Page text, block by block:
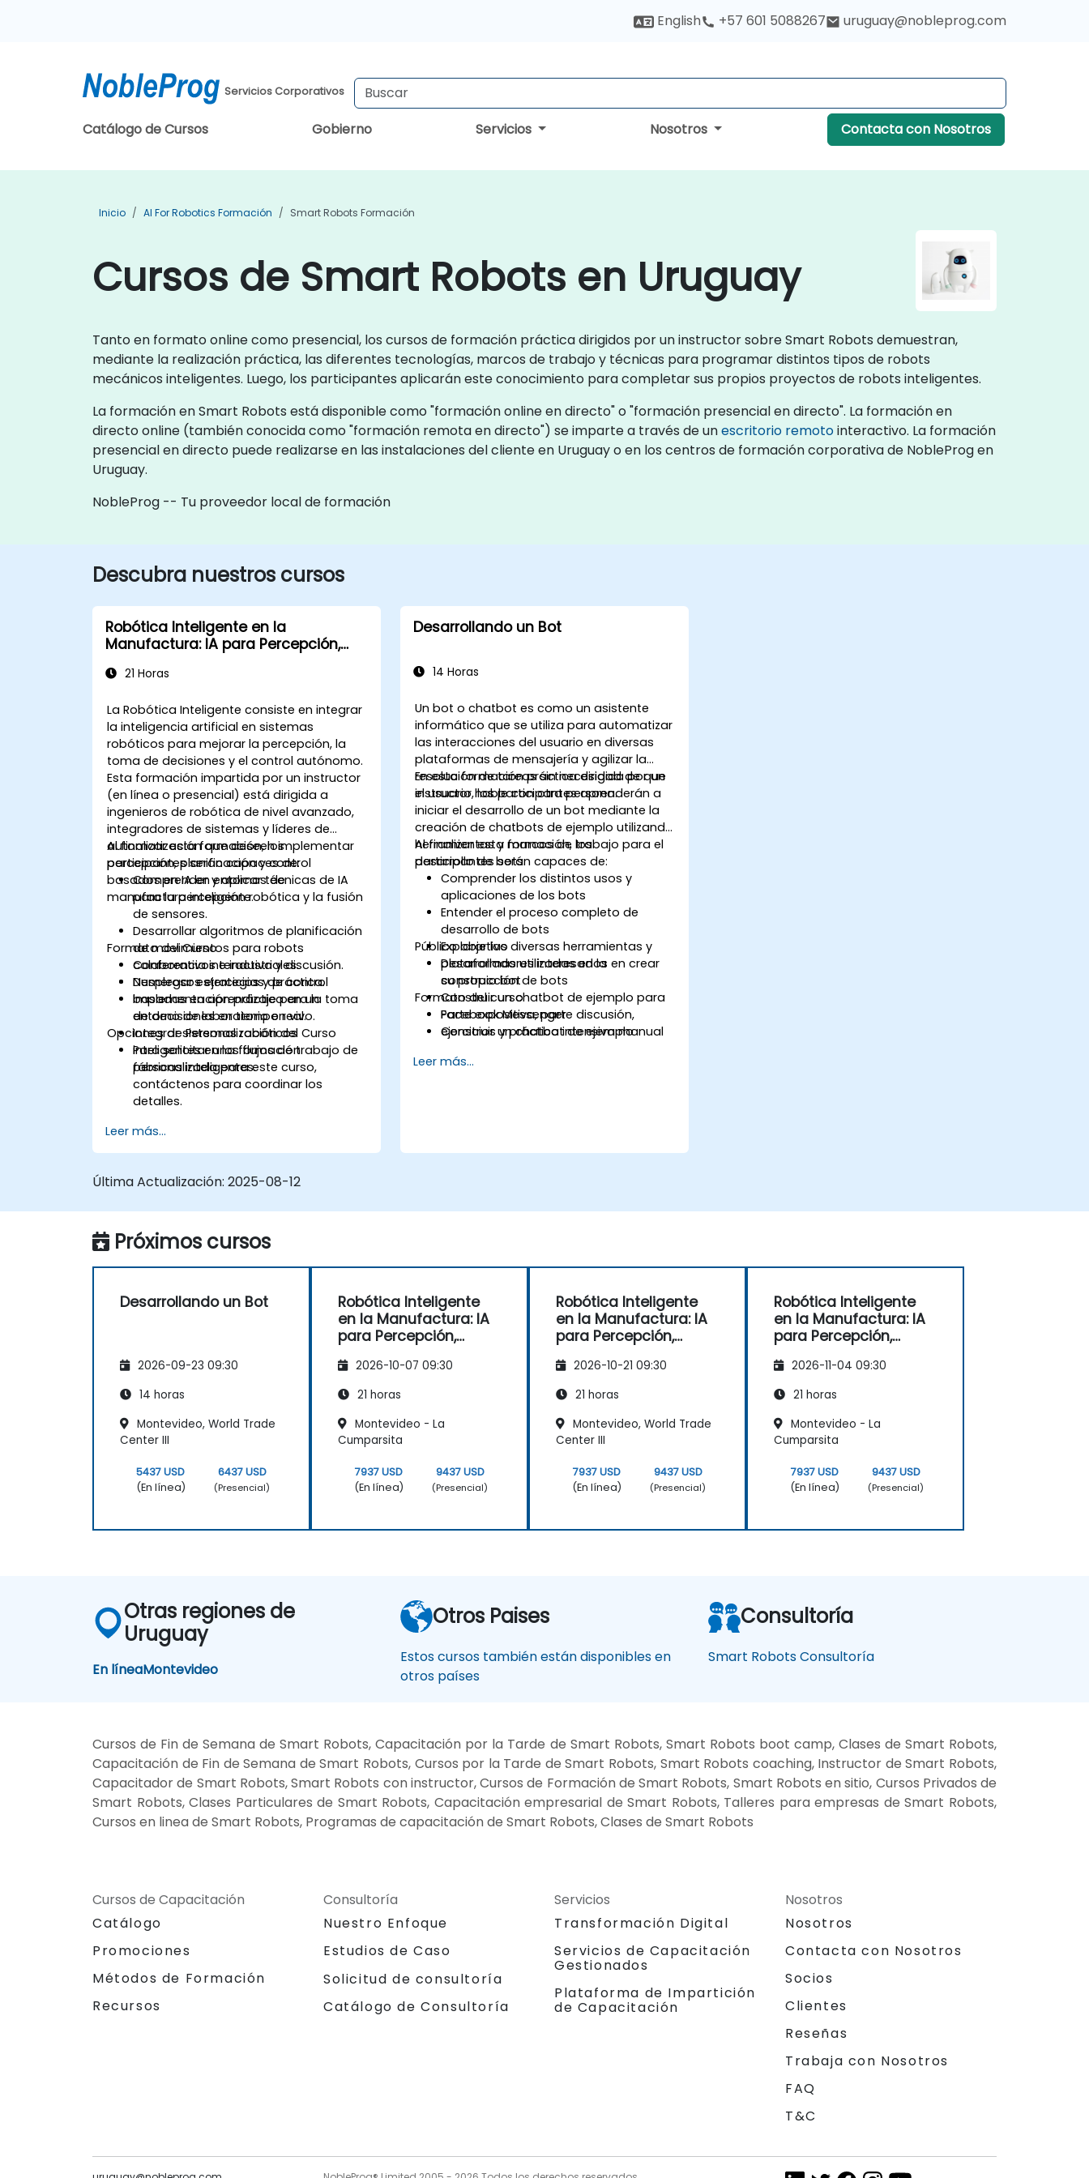
English +57 601 5088267 uruguay@nobleprog.com
Servicios Corporativos
Catálogo de Cursos Gobierno Servicios Nosotros Contacta con Nosotros
Inicio AI For Robotics Formación Smart Robots Formación
Cursos de Smart Robots en Uruguay
Tanto en formato online como presencial, los cursos de formación práctica dirigidos por un instructor sobre Smart Robots demuestran,
mediante la realización práctica, las diferentes tecnologías, marcos de trabajo y técnicas para programar distintos tipos de robots
mecánicos inteligentes. Luego, los participantes aplicarán este conocimiento para completar sus propios proyectos de robots inteligentes.
La formación en Smart Robots está disponible como "formación online en directo" o "formación presencial en directo". La formación en
directo online (también conocida como "formación remota en directo") se imparte a través de unescritorio remotointeractivo. La formación
presencial en directo puede realizarse en las instalaciones del cliente en Uruguay o en los centros de formación corporativa de NobleProg en
Uruguay.
NobleProg -- Tu proveedor local de formación
Descubra nuestros cursos
Robótica Inteligente en la
Manufactura: IA para Percepción,
21 Horas
La Robótica Inteligente consiste en integrar
la inteligencia artificial en sistemas
robóticos para mejorar la percepción, la
toma de decisiones y el control autónomo.
Esta formación impartida por un instructor
(en línea o presencial) está dirigida a
ingenieros de robótica de nivel avanzado,
integradores de sistemas y líderes de
automatización que deseen implementar
percepción, planificación y control
basados en IA en entornos de
manufactura inteligente.
Al finalizar esta formación, los
participantes serán capaces de:
Comprender y aplicar técnicas de IA
para la percepción robótica y la fusión
de sensores.
Desarrollar algoritmos de planificación
de movimientos para robots
colaborativos e industriales.
Desplegar estrategias de control
basadas en aprendizaje para la toma
de decisiones en tiempo real.
Integrar sistemas robóticos
inteligentes en los flujos de trabajo de
fábricas inteligentes.
Formato del Curso
Conferencia interactiva y discusión.
Numerosos ejercicios y práctica.
Implementación práctica en un
entorno de laboratorio en vivo.
Opciones de Personalización del Curso
Para solicitar una formación
personalizada para este curso,
contáctenos para coordinar los
detalles.
Leer más...
Desarrollando un Bot
14 Horas
Un bot o chatbot es como un asistente
informático que se utiliza para automatizar
las interacciones del usuario en diversas
plataformas de mensajería y agilizar la
resolución de tareas sin necesidad de que
el usuario hable con otra persona.
En esta formación práctica dirigida por un
instructor, los participantes aprenderán a
iniciar el desarrollo de un bot mediante la
creación de chatbots de ejemplo utilizando
herramientas y marcos de trabajo para el
desarrollo de bots.
Al finalizar esta formación, los
participantes serán capaces de:
Comprender los distintos usos y
aplicaciones de los bots
Entender el proceso completo de
desarrollo de bots
Explorar las diversas herramientas y
plataformas utilizadas en la
construcción de bots
Construir un chatbot de ejemplo para
Facebook Messenger
Construir un chatbot de ejemplo
Público objetivo
Desarrolladores interesados en crear
su propio bot
Formato del curso
Parte expositiva, parte discusión,
ejercicios y práctica intensiva manual
Leer más...
Última Actualización: 2025-08-12
Próximos cursos
Desarrollando un Bot
2026-09-23 09:30
14 horas
Montevideo, World Trade
Center III
5437 USD
(En línea)
6437 USD
(Presencial)
Robótica Inteligente
en la Manufactura: IA
para Percepción,
2026-10-07 09:30
21 horas
Montevideo - La
Cumparsita
7937 USD
(En línea)
9437 USD
(Presencial)
Robótica Inteligente
en la Manufactura: IA
para Percepción,
2026-10-21 09:30
21 horas
Montevideo, World Trade
Center III
7937 USD
(En línea)
9437 USD
(Presencial)
Robótica Inteligente
en la Manufactura: IA
para Percepción,
2026-11-04 09:30
21 horas
Montevideo - La
Cumparsita
7937 USD
(En línea)
9437 USD
(Presencial)
Otras regiones de
Uruguay
En líneaMontevideo
Otros Paises
Estos cursos también están disponibles en
otros países
Consultoría
Smart Robots Consultoría
Cursos de Fin de Semana de Smart Robots, Capacitación por la Tarde de Smart Robots, Smart Robots boot camp, Clases de Smart Robots,
Capacitación de Fin de Semana de Smart Robots, Cursos por la Tarde de Smart Robots, Smart Robots coaching, Instructor de Smart Robots,
Capacitador de Smart Robots, Smart Robots con instructor, Cursos de Formación de Smart Robots, Smart Robots en sitio, Cursos Privados de
Smart Robots, Clases Particulares de Smart Robots, Capacitación empresarial de Smart Robots, Talleres para empresas de Smart Robots,
Cursos en linea de Smart Robots, Programas de capacitación de Smart Robots, Clases de Smart Robots
Cursos de Capacitación
Catálogo
Promociones
Métodos de Formación
Recursos
Consultoría
Nuestro Enfoque
Estudios de Caso
Solicitud de consultoría
Catálogo de Consultoría
Servicios
Transformación Digital
Servicios de Capacitación
Gestionados
Plataforma de Impartición
de Capacitación
Nosotros
Nosotros
Contacta con Nosotros
Socios
Clientes
Reseñas
Trabaja con Nosotros
FAQ
T&C